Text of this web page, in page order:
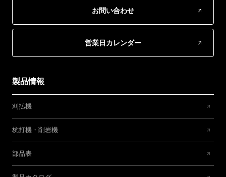
お問い合わせ
営業日カレンダー
製品情報
刈払機
杭打機・削岩機
部品表